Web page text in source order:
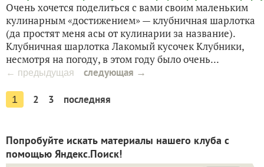
Очень хочется поделиться с вами своим маленьким
кулинарным «достижением» — клубничная шарлотка
(да простят меня асы от кулинарии за название).
Клубничная шарлотка Лакомый кусочек Клубники,
несмотря на погоду, в этом году было очень...
← предыдущая следующая →
1 2 3 последняя
Попробуйте искать материалы нашего клуба с
помощью Яндекс.Поиск!